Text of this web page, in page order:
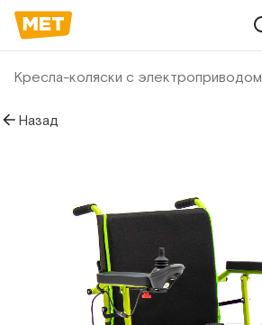
Кресла-коляски с электроприводом
Назад